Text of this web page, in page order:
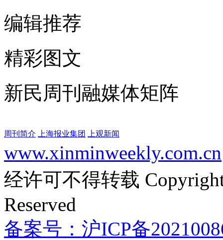
编辑推荐
精彩图文
新民周刊融媒体矩阵
周刊简介 上海报业集团 上观新闻
www.xinminweekly.com.cn
经许可不得转载
Reserved
备案号：沪ICP备